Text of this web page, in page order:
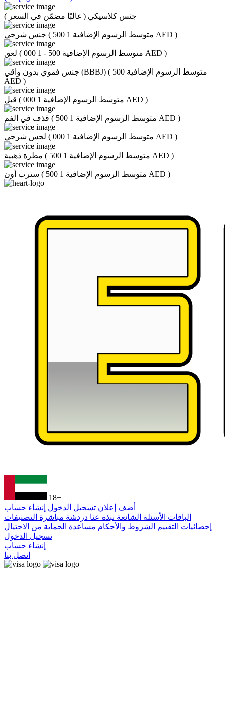
جنس كلاسيكي ( غالبًا مضمّن في السعر )
( متوسط الرسوم الإضافية 1 500 AED )
( متوسط الرسوم الإضافية 500 - 1 000 AED )
جنس فموي بدون واقي (BBBJ) ( متوسط الرسوم الإضافية 500
AED )
( متوسط الرسوم الإضافية 1 000 AED )
( متوسط الرسوم الإضافية 1 500 AED )
( متوسط الرسوم الإضافية 1 000 AED )
( متوسط الرسوم الإضافية 1 500 AED )
( متوسط الرسوم الإضافية 1 500 AED )
18+
أضف إعلان تسجيل الدخول إنشاء حساب
الباقات الأسئلة الشائعة نبذة عنا دردشة مباشرة التصنيفات
إحصائيات التقييم
الشروط والأحكام مساعدة الحماية من الاحتيال
تسجيل الدخول
إنشاء حساب
اتصل بنا